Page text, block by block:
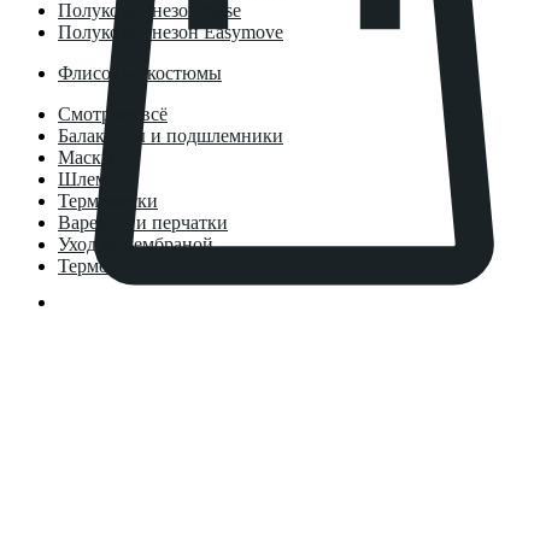
Полукомбинезон Base
Полукомбинезон Easymove
Флисовые костюмы
Смотреть всё
Балаклавы и подшлемники
Маски
Шлемы
Термоноски
Варежки и перчатки
Уход за мембраной
Термосы